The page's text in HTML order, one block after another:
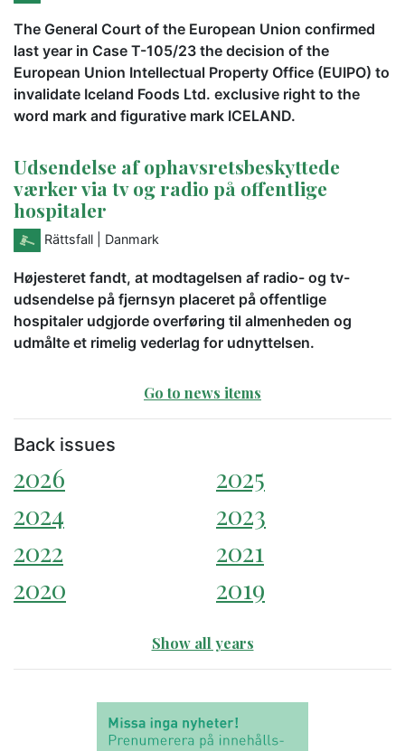
The General Court of the European Union confirmed
last year in Case T-105/23 the decision of the
European Union Intellectual Property Office (EUIPO) to
invalidate Iceland Foods Ltd. exclusive right to the
word mark and figurative mark ICELAND.
Udsendelse af ophavsretsbeskyttede
værker via tv og radio på offentlige
hospitaler
Rättsfall | Danmark
Højesteret fandt, at modtagelsen af radio- og tv-
udsendelse på fjernsyn placeret på offentlige
hospitaler udgjorde overføring til almenheden og
udmålte et rimelig vederlag for udnyttelsen.
Go to news items
Back issues
2026
2025
2024
2023
2022
2021
2020
2019
Show all years